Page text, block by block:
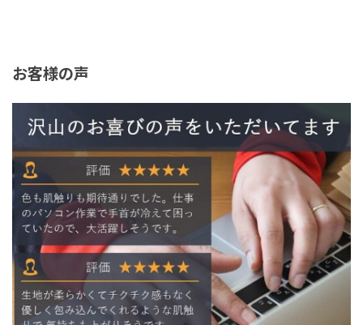
お客様の声